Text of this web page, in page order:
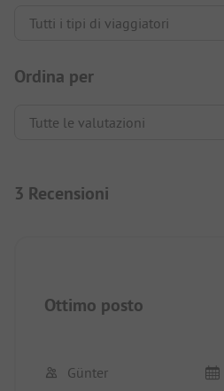
Ordina per
3 Recensioni
Ottimo posto
Günter